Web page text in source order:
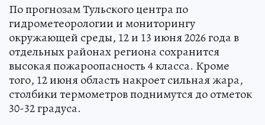
По прогнозам Тульского центра по
гидрометеорологии и мониторингу
окружающей среды, 12 и 13 июня 2026 года в
отдельных районах региона сохранится
высокая пожароопасность 4 класса. Кроме
того, 12 июня область накроет сильная жара,
столбики термометров поднимутся до отметок
30-32 градуса.